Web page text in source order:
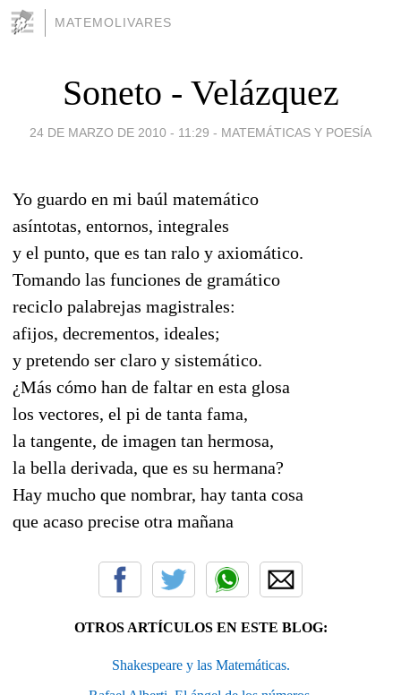
MATEMOLIVARES
Soneto - Velázquez
24 DE MARZO DE 2010 - 11:29 - MATEMÁTICAS Y POESÍA
Yo guardo en mi baúl matemático
asíntotas, entornos, integrales
y el punto, que es tan ralo y axiomático.
Tomando las funciones de gramático
reciclo palabrejas magistrales:
afijos, decrementos, ideales;
y pretendo ser claro y sistemático.
¿Más cómo han de faltar en esta glosa
los vectores, el pi de tanta fama,
la tangente, de imagen tan hermosa,
la bella derivada, que es su hermana?
Hay mucho que nombrar, hay tanta cosa
que acaso precise otra mañana
OTROS ARTÍCULOS EN ESTE BLOG:
Shakespeare y las Matemáticas.